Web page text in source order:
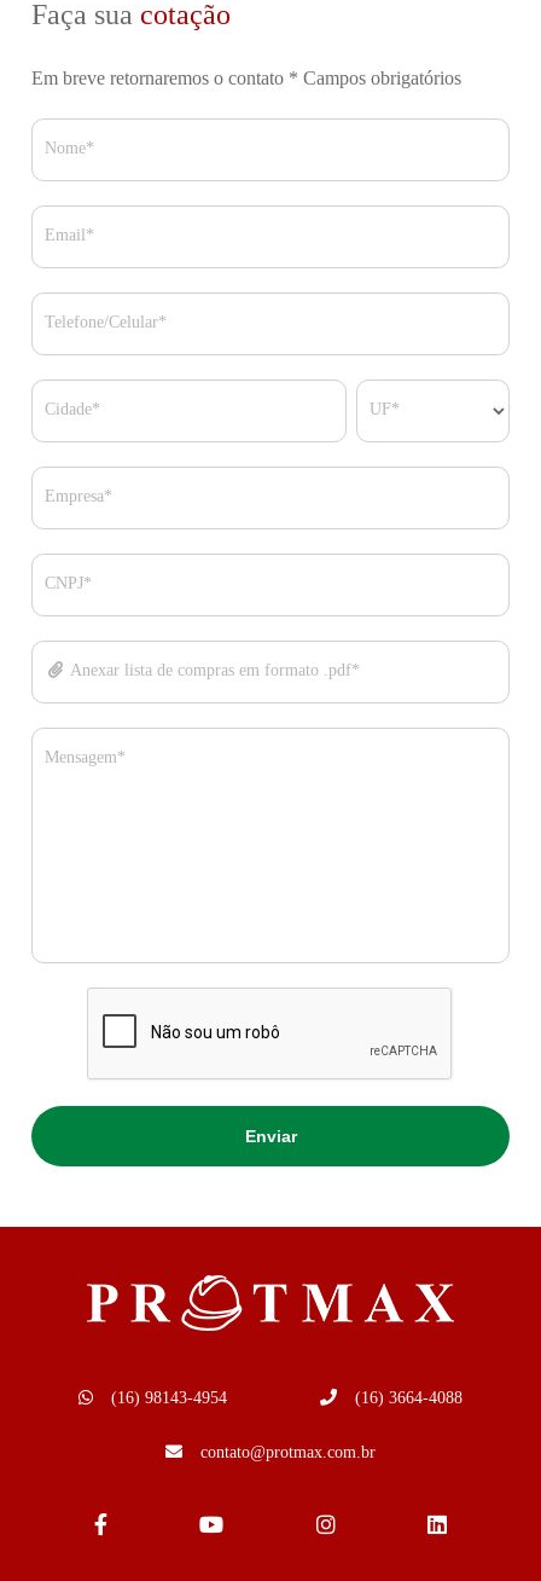
Faça sua cotação
Em breve retornaremos o contato * Campos obrigatórios
Nome*
Email*
Telefone/Celular*
Cidade* UF*
Empresa*
CNPJ*
Anexar lista de compras em formato .pdf*
Mensagem*
(16) 98143-4954 (16) 3664-4088
contato@protmax.com.br